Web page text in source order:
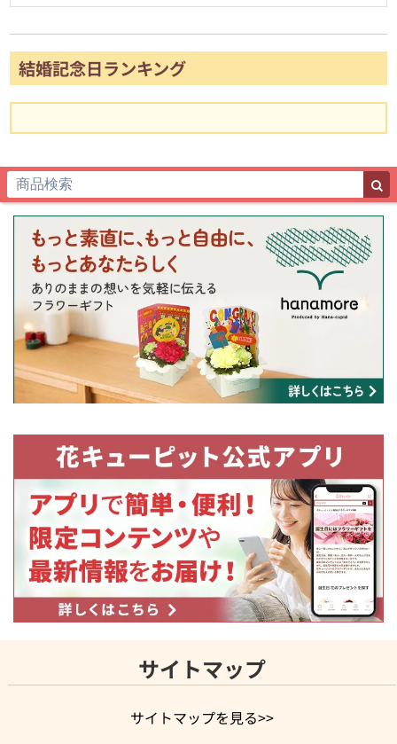
結婚記念日ランキング
サイトマップ
サイトマップを見る>>